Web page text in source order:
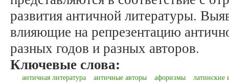
развития античной литературы.
влияющие на репрезентацию
разных годов и разных авторов.
Ключевые слова:
античная литература античные авторы афоризмы латинские